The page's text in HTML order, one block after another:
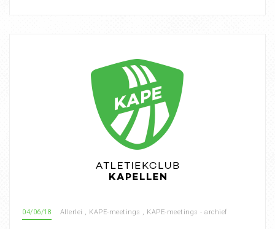
04/06/18 Allerlei , KAPE-meetings , KAPE-meetings - archief